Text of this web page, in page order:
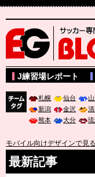
サッカー専門新聞
J練習場レポート
札幌 仙台
新潟
金沢
熊本
大分
モバイル向けデザインで見る
最新記事